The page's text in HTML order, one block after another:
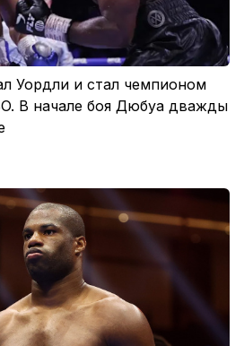
Уордли и стал чемпионом
В начале боя Дюбуа дважды